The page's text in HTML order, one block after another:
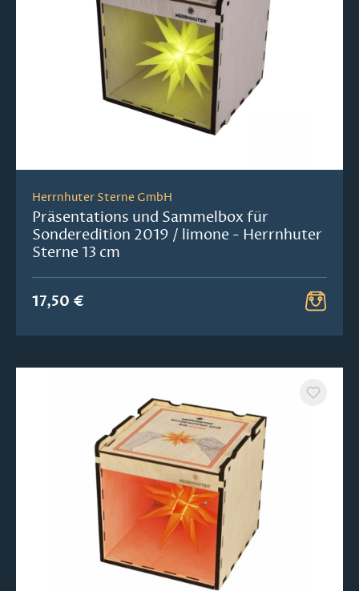
Herrnhuter Sterne GmbH
Präsentations und Sammelbox für
Sonderedition 2019 / limone - Herrnhuter
Sterne 13 cm
17,50 €